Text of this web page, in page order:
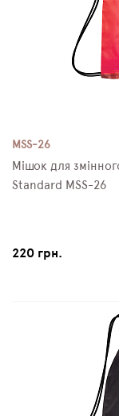
MSS-26
Мішок для
Standard MSS-26
220 грн.